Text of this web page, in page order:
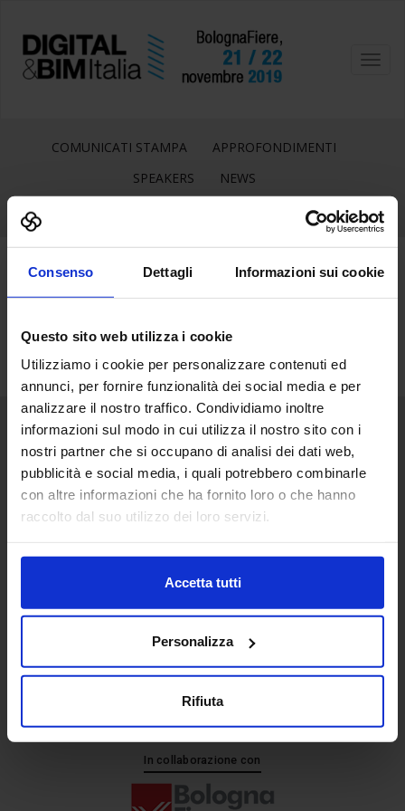
Consenso Dettagli Informazioni sui cookie
Questo sito web utilizza i cookie
Utilizziamo i cookie per personalizzare contenuti ed
annunci, per fornire funzionalità dei social media e per
analizzare il nostro traffico. Condividiamo inoltre
informazioni sul modo in cui utilizza il nostro sito con i
nostri partner che si occupano di analisi dei dati web,
pubblicità e social media, i quali potrebbero combinarle
con altre informazioni che ha fornito loro o che hanno
raccolto dal suo utilizzo dei loro servizi.
Accetta tutti
Personalizza
Rifiuta
COMUNICATI STAMPA
APPROFONDIMENTI
SPEAKERS
NEWS
Senaf srl
+ 39 051.325511
+ 39 02.332039460
In collaborazione con